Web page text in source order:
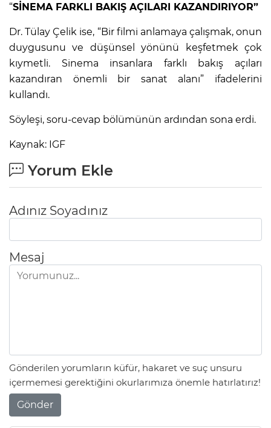
“SİNEMA FARKLI BAKIŞ AÇILARI KAZANDIRIYOR”
Dr. Tülay Çelik ise, “Bir filmi anlamaya çalışmak, onun
duygusunu ve düşünsel yönünü keşfetmek çok
kıymetli. Sinema insanlara farklı bakış açıları
kazandıran önemli bir sanat alanı” ifadelerini
kullandı.
Söyleşi, soru-cevap bölümünün ardından sona erdi.
Kaynak: IGF
Yorum Ekle
Adınız Soyadınız
Mesaj
Gönderilen yorumların küfür, hakaret ve suç unsuru
içermemesi gerektiğini okurlarımıza önemle hatırlatırız!
Gönder